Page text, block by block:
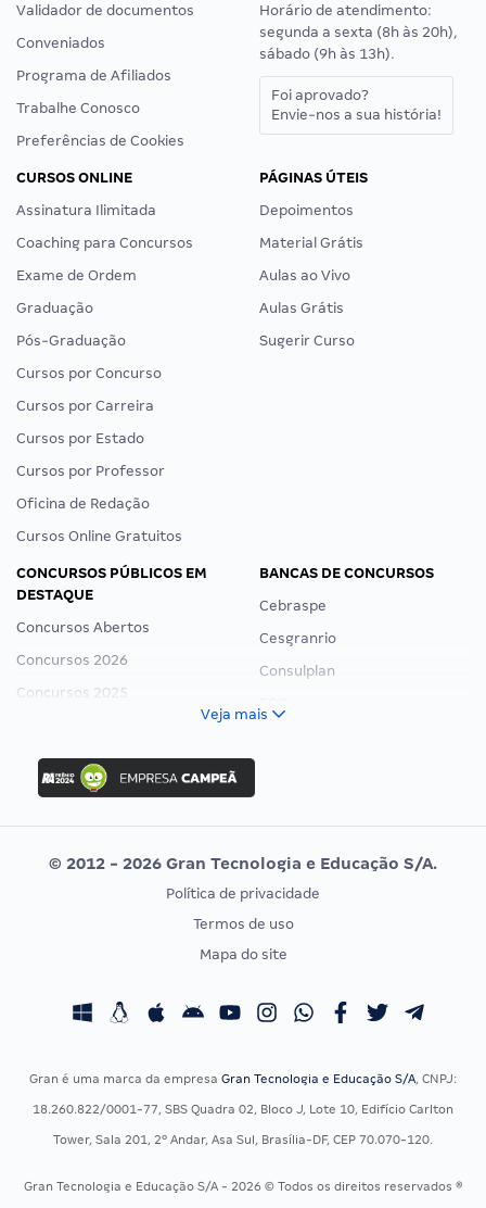
Validador de documentos
Conveniados
Programa de Afiliados
Trabalhe Conosco
Preferências de Cookies
Horário de atendimento:
segunda a sexta (8h às 20h),
sábado (9h às 13h).
Foi aprovado?
Envie-nos a sua história!
CURSOS ONLINE
Assinatura Ilimitada
Coaching para Concursos
Exame de Ordem
Graduação
Pós-Graduação
Cursos por Concurso
Cursos por Carreira
Cursos por Estado
Cursos por Professor
Oficina de Redação
Cursos Online Gratuitos
PÁGINAS ÚTEIS
Depoimentos
Material Grátis
Aulas ao Vivo
Aulas Grátis
Sugerir Curso
CONCURSOS PÚBLICOS EM
DESTAQUE
Concursos Abertos
Concursos 2026
Concursos 2025
Concurso Ibama
Concurso MPU
Editais publicados
BANCAS DE CONCURSOS
Cebraspe
Cesgranrio
Consulplan
Vunesp
CONCURSOS POR PROFISSÃO
Concursos Fiscais
Residência Multiprofissional
EXAME DE ORDEM
Calendário OAB
Veja mais
© 2012 - 2026 Gran Tecnologia e Educação S/A.
Política de privacidade
Termos de uso
Mapa do site
Gran é uma marca da empresa Gran Tecnologia e Educação S/A, CNPJ:
18.260.822/0001-77, SBS Quadra 02, Bloco J, Lote 10, Edifício Carlton
Tower, Sala 201, 2º Andar, Asa Sul, Brasília-DF, CEP 70.070-120.
Gran Tecnologia e Educação S/A - 2026 © Todos os direitos reservados ®